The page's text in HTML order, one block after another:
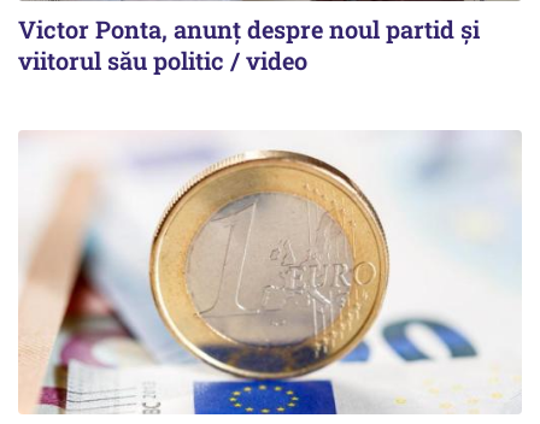
Victor Ponta, anunț despre noul partid și
viitorul său politic / video